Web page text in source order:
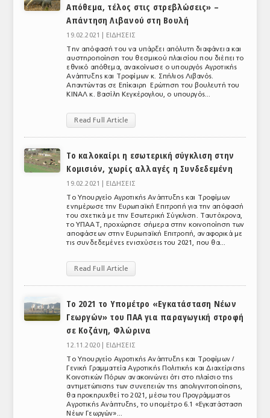
ΝΟΜΟΘΕΣΙΑ
ΕΥΡΩΠΑΪΚΗ ΝΟΜΟΘΕΣΙΑ
ΑΡΧΕΙΟ ΤΕΥΧΩΝ
ΣΥΝΕΔΡΙΟ ΚΡΕΑΤΟΣ
Απόθεμα, τέλος στις στρεβλώσεις» –
Απάντηση Λιβανού στη Βουλή
19.02.2021 |
ΕΙΔΗΣΕΙΣ
Την απόφασή του να υπάρξει απόλυτη διαφάνεια και
αυστηροποίηση του θεσμικού πλαισίου που διέπει το
εθνικό απόθεμα, ανακοίνωσε ο υπουργός Αγροτικής
Ανάπτυξης και Τροφίμων κ. Σπήλιος Λιβανός.
Απαντώντας σε Επίκαιρη Ερώτηση του βουλευτή του
ΚΙΝΑΛ κ. Βασίλη Κεγκέρογλου, ο υπουργός...
Read Full Article
Το καλοκαίρι η εσωτερική σύγκλιση στην
Κομισιόν, χωρίς αλλαγές η Συνδεδεμένη
19.02.2021 |
ΕΙΔΗΣΕΙΣ
Το Υπουργείο Αγροτικής Ανάπτυξης και Τροφίμων
ενημέρωσε την Ευρωπαϊκή Επιτροπή για την απόφασή
του σχετικά με την Εσωτερική Σύγκλιση. Ταυτόχρονα,
το ΥΠΑΑΤ, προχώρησε σήμερα στην κοινοποίηση των
αποφάσεων στην Ευρωπαϊκή Επιτροπή, αναφορικά με
τις συνδεδεμένες ενισχύσεις του 2021, που θα...
Read Full Article
Το 2021 το Υπομέτρο «Εγκατάσταση Νέων
Γεωργών» του ΠΑΑ για παραγωγική στροφή
σε Κοζάνη, Φλώρινα
12.11.2020 |
ΕΙΔΗΣΕΙΣ
Το Υπουργείο Αγροτικής Ανάπτυξης και Τροφίμων /
Γενική Γραμματεία Αγροτικής Πολιτικής και Διαχείρισης
Κοινοτικών Πόρων ανακοινώνει ότι στο πλαίσιο της
αντιμετώπισης των συνεπειών της απολιγνιτοποίησης,
θα προκηρυχθεί το 2021, μέσω του Προγράμματος
Αγροτικής Ανάπτυξης, το υπομέτρο 6.1 «Εγκατάσταση
Νέων Γεωργών»...